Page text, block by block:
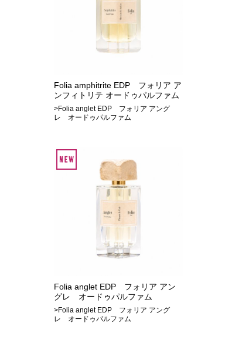
Folia amphitrite EDP フォリア ア
ンフィトリテ オードゥパルファム
>Folia anglet EDP フォリア アング
レ オードゥパルファム
Folia anglet EDP フォリア アン
グレ オードゥパルファム
>Folia anglet EDP フォリア アング
レ オードゥパルファム